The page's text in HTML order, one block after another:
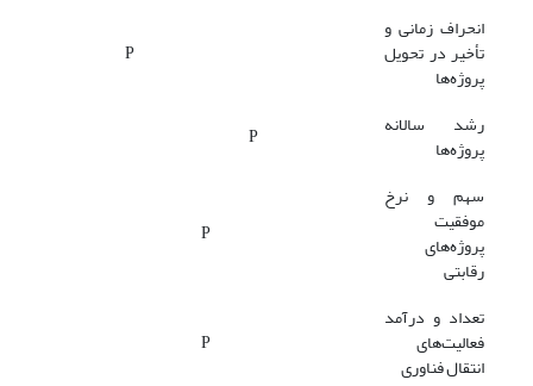
انحراف زمانی و
تأخیر در تحویل
پروژه‌ها
P
رشد سالانه
پروژه‌ها
P
سهم و نرخ
موفقیت
پروژه‌های
رقابتی
P
تعداد و درآمد
فعالیت‌های
انتقال فناوری
P